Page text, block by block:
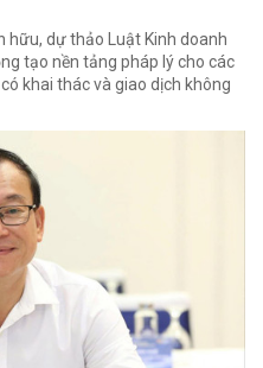
hữu, dự thảo Luật Kinh doanh
tạo nền tảng pháp lý cho các
khai thác và giao dịch không